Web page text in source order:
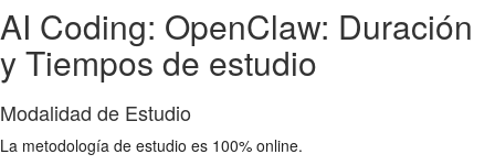
AI Coding: OpenClaw: Duración
y Tiempos de estudio
Modalidad de Estudio
La metodología de estudio es 100% online.